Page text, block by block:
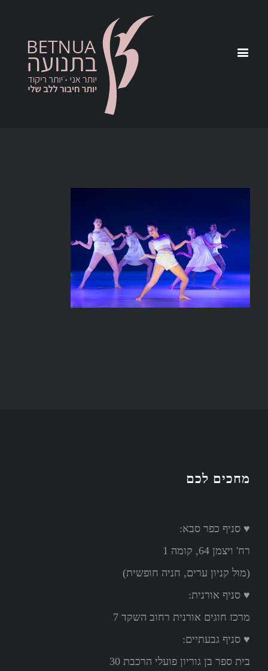
מחכים לכם
♥ סניף כפר סבא:
רח' ויצמן 64, קומה 1
(מול קניון ערים, חניה חופשית)
♥ סניף אורנית:
מרכז חוגים אורנית רחוב השקד 7
♥ סניף גבעתיים:
בית ספר בן גוריון פועלי הרכבת 30